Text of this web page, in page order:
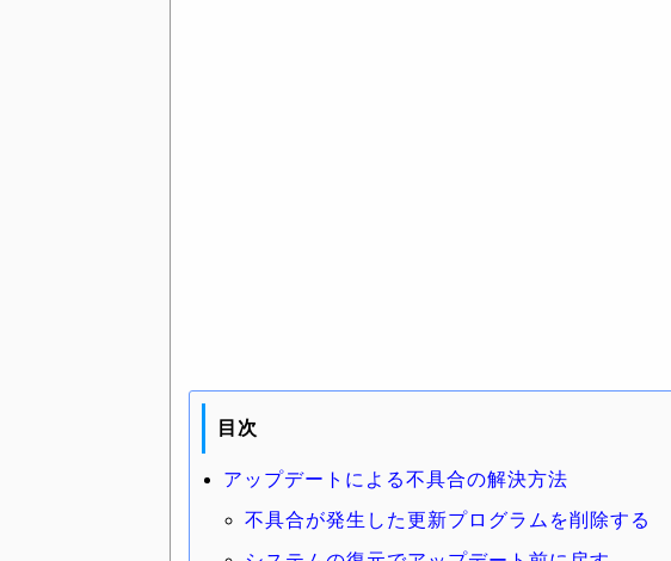
目次
アップデートによる不具合の解決方法
不具合が発生した更新プログラムを削除する